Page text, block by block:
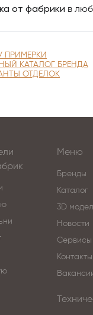
от фабрики в
ПРИМЕРКИ
КАТАЛОГ БРЕНДА
ОТДЕЛОК
Меню
Бренды
Каталог
3D
Новости
Сервисы
Контакты